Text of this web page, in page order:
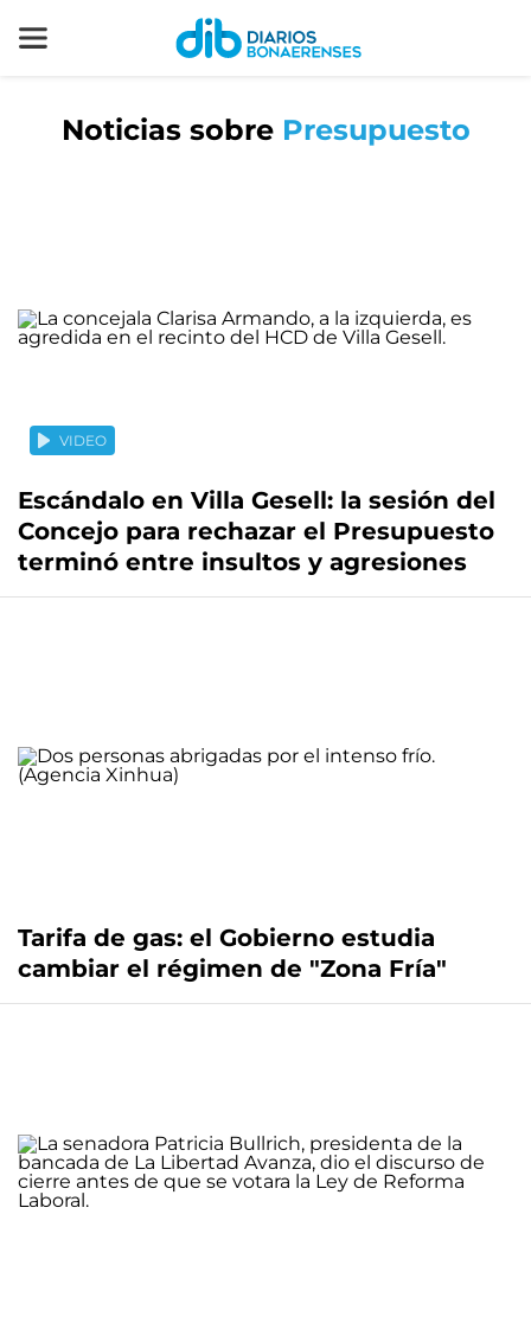
Noticias sobre Presupuesto
VIDEO
Escándalo en Villa Gesell: la sesión del
Concejo para rechazar el Presupuesto
terminó entre insultos y agresiones
Tarifa de gas: el Gobierno estudia
cambiar el régimen de "Zona Fría"